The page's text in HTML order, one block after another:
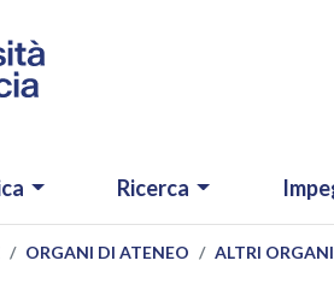
Ricerca
ORGANI DI ATENEO ALTRI